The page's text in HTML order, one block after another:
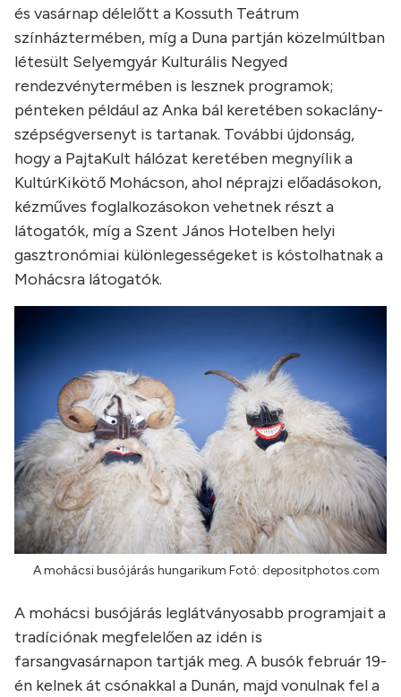
és vasárnap délelőtt a Kossuth Teátrum
színháztermében, míg a Duna partján közelmúltban
létesült Selyemgyár Kulturális Negyed
rendezvénytermében is lesznek programok;
pénteken például az Anka bál keretében sokaclány-
szépségversenyt is tartanak. További újdonság,
hogy a PajtaKult hálózat keretében megnyílik a
KultúrKikötő Mohácson, ahol néprajzi előadásokon,
kézműves foglalkozásokon vehetnek részt a
látogatók, míg a Szent János Hotelben helyi
gasztronómiai különlegességeket is kóstolhatnak a
Mohácsra látogatók.
A mohácsi busójárás hungarikum Fotó: depositphotos.com
A mohácsi busójárás leglátványosabb programjait a
tradíciónak megfelelően az idén is
farsangvasárnapon tartják meg. A busók február 19-
én kelnek át csónakkal a Dunán, majd vonulnak fel a